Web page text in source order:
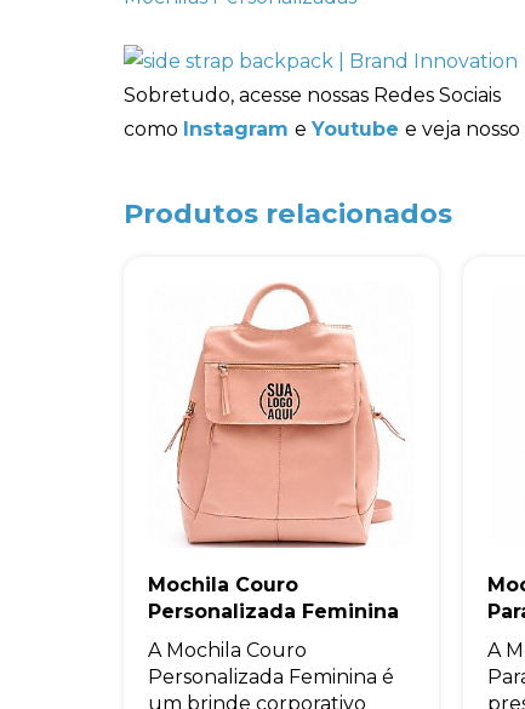
Sobretudo, acesse nossas Redes Sociais
como Instagram e Youtube e veja
Produtos relacionados
Mochila Couro
Personalizada Feminina
A Mochila Couro
Personalizada Feminina é
um brinde corporativo
A